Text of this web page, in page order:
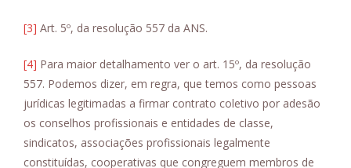
[3] Art. 5º, da resolução 557 da ANS.
[4] Para maior detalhamento ver o art. 15º, da resolução
557. Podemos dizer, em regra, que temos como pessoas
jurídicas legitimadas a firmar contrato coletivo por adesão
os conselhos profissionais e entidades de classe,
sindicatos, associações profissionais legalmente
constituídas, cooperativas que congreguem membros de